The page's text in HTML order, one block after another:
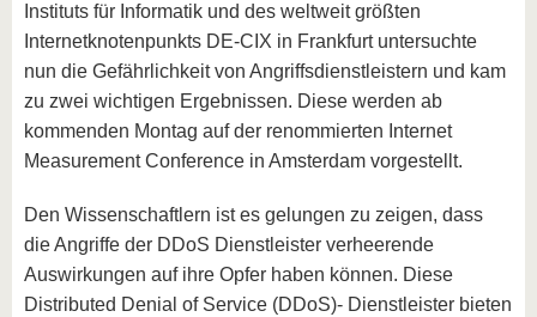
Instituts für Informatik und des weltweit größten
Internetknotenpunkts DE-CIX in Frankfurt untersuchte
nun die Gefährlichkeit von Angriffsdienstleistern und kam
zu zwei wichtigen Ergebnissen. Diese werden ab
kommenden Montag auf der renommierten Internet
Measurement Conference in Amsterdam vorgestellt.
Den Wissenschaftlern ist es gelungen zu zeigen, dass
die Angriffe der DDoS Dienstleister verheerende
Auswirkungen auf ihre Opfer haben können. Diese
Distributed Denial of Service (DDoS)- Dienstleister bieten